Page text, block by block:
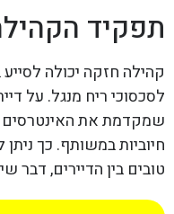
תפקיד
קהילה חזקה יכולה
לסכסוכי ריח מנגל. על
שמקדמת את האינטרסים
חיוביות במשותף. כך
טובים בין הדיירים, דבר